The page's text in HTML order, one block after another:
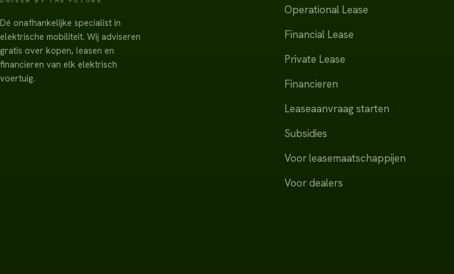
Dé onafhankelijke specialist in
elektrische mobiliteit. Wij adviseren
gratis over kopen, leasen en
financieren van elk elektrisch
voertuig.
Operational Lease
Financial Lease
Private Lease
Financieren
Leaseaanvraag starten
Subsidies
Voor leasemaatschappijen
Voor dealers